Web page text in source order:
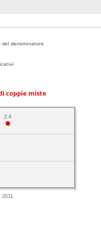
del denominatore
coppie miste
2011
2.4